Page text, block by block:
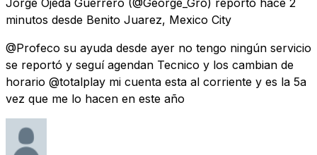
minutos desde Benito Juarez, Mexico City
@Profeco su ayuda desde ayer no tengo ningún servicio
se reportó y seguí agendan Tecnico y los cambian de
horario @totalplay mi cuenta esta al corriente y es la 5a
vez que me lo hacen en este año